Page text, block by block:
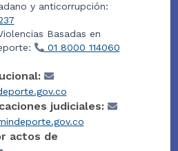
y anticorrupción:
Basadas en
01 8000 114060
judiciales:
actos de